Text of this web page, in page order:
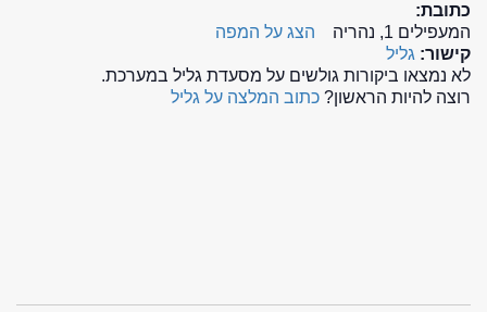
כתובת:
המעפילים 1, נהריה
הצג על המפה
קישור: גליל
לא נמצאו ביקורות גולשים על מסעדת גליל במערכת.
רוצה להיות הראשון? כתוב המלצה על גליל